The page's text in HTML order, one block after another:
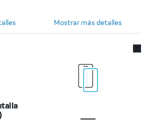
Mostrar más detalles